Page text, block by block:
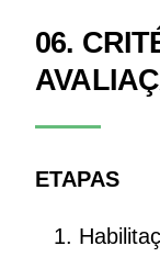
06.
ETAPAS